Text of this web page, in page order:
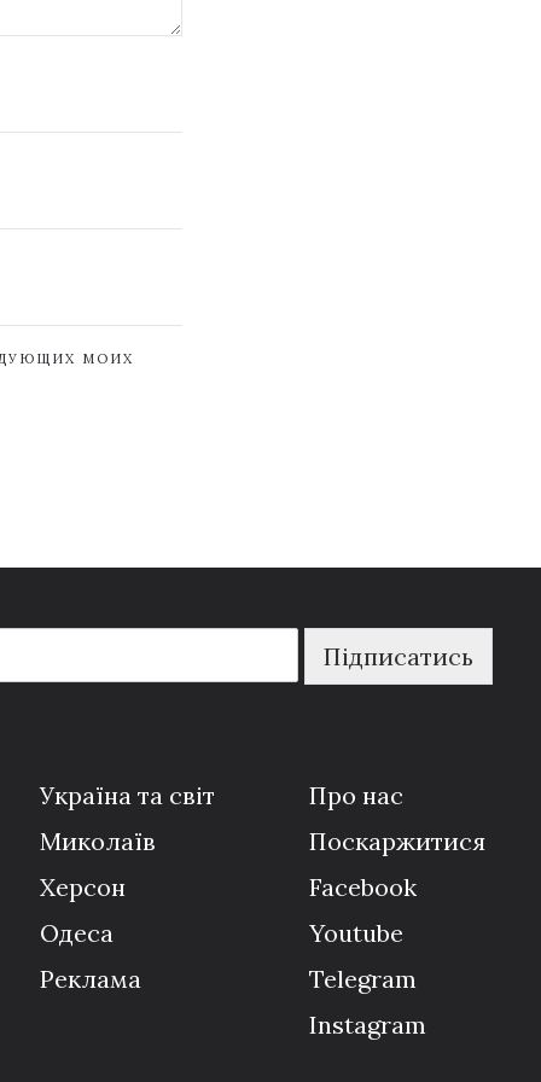
МОИХ
Підписатись
Україна та світ
Миколаїв
Херсон
Одеса
Реклама
Про нас
Поскаржитися
Facebook
Youtube
Telegram
Instagram